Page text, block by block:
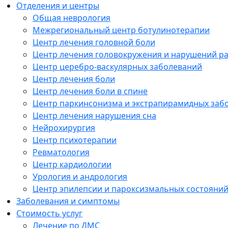
Отделения и центры
Общая неврология
Межрегиональный центр ботулинотерапии
Центр лечения головной боли
Центр лечения головокружения и нарушений
Центр церебро-васкулярных заболеваний
Центр лечения боли
Центр лечения боли в спине
Центр паркинсонизма и экстрапирамидных
Центр лечения нарушения сна
Нейрохирургия
Центр психотерапии
Ревматология
Центр кардиологии
Урология и андрология
Центр эпилепсии и пароксизмальных состояний
Заболевания и симптомы
Стоимость услуг
Лечение по ДМС